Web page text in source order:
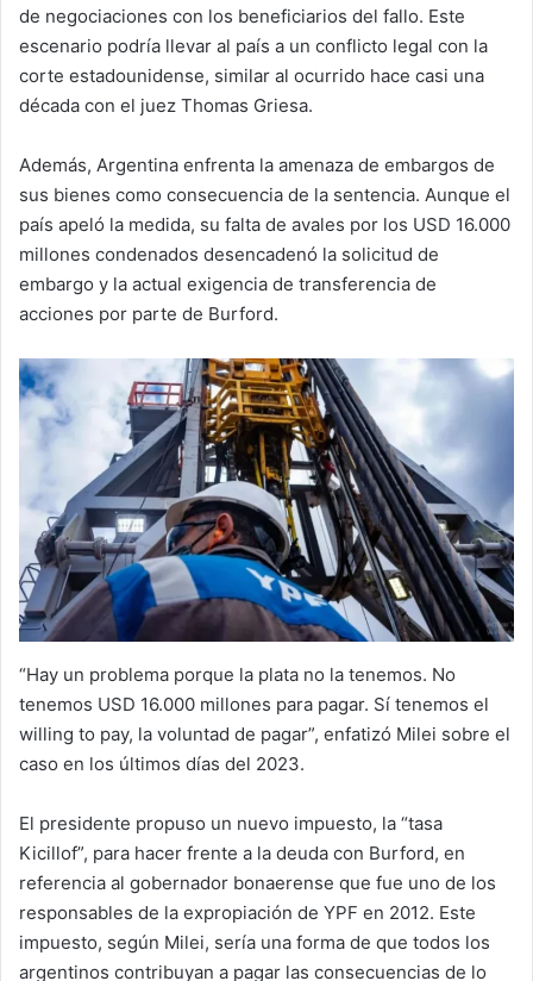
de negociaciones con los beneficiarios del fallo. Este
escenario podría llevar al país a un conflicto legal con la
corte estadounidense, similar al ocurrido hace casi una
década con el juez Thomas Griesa.
Además, Argentina enfrenta la amenaza de embargos de
sus bienes como consecuencia de la sentencia. Aunque el
país apeló la medida, su falta de avales por los USD 16.000
millones condenados desencadenó la solicitud de
embargo y la actual exigencia de transferencia de
acciones por parte de Burford.
“Hay un problema porque la plata no la tenemos. No
tenemos USD 16.000 millones para pagar. Sí tenemos el
willing to pay, la voluntad de pagar”, enfatizó Milei sobre el
caso en los últimos días del 2023.
El presidente propuso un nuevo impuesto, la “tasa
Kicillof”, para hacer frente a la deuda con Burford, en
referencia al gobernador bonaerense que fue uno de los
responsables de la expropiación de YPF en 2012. Este
impuesto, según Milei, sería una forma de que todos los
argentinos contribuyan a pagar las consecuencias de lo